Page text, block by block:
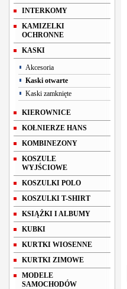
INTERKOMY
KAMIZELKI
OCHRONNE
KASKI
Akcesoria
Kaski otwarte
Kaski zamknięte
KIEROWNICE
KOŁNIERZE HANS
KOMBINEZONY
KOSZULE
WYJŚCIOWE
KOSZULKI POLO
KOSZULKI T-SHIRT
KSIĄŻKI I ALBUMY
KUBKI
KURTKI WIOSENNE
KURTKI ZIMOWE
MODELE
SAMOCHODÓW